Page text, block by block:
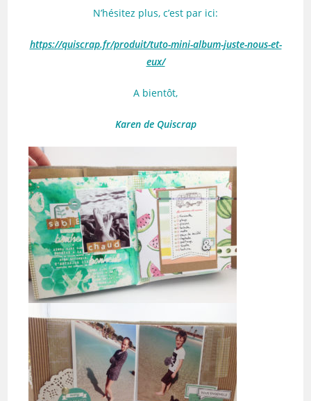
N’hésitez plus, c’est par ici:
https://quiscrap.fr/produit/tuto-mini-album-juste-nous-et-
eux/
A bientôt,
Karen de Quiscrap